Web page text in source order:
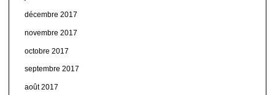
décembre 2017
novembre 2017
octobre 2017
septembre 2017
août 2017